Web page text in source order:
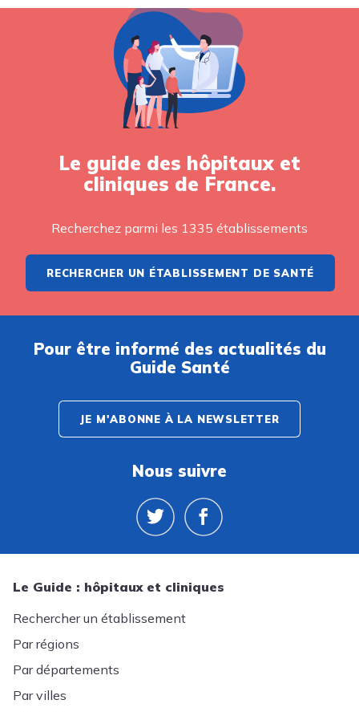
Le guide des hôpitaux et
cliniques de France.
Recherchez parmi les 1335 établissements
RECHERCHER UN ÉTABLISSEMENT DE SANTÉ
Pour être informé des actualités du
Guide Santé
JE M'ABONNE À LA NEWSLETTER
Nous suivre
Le Guide : hôpitaux et cliniques
Rechercher un établissement
Par régions
Par départements
Par villes